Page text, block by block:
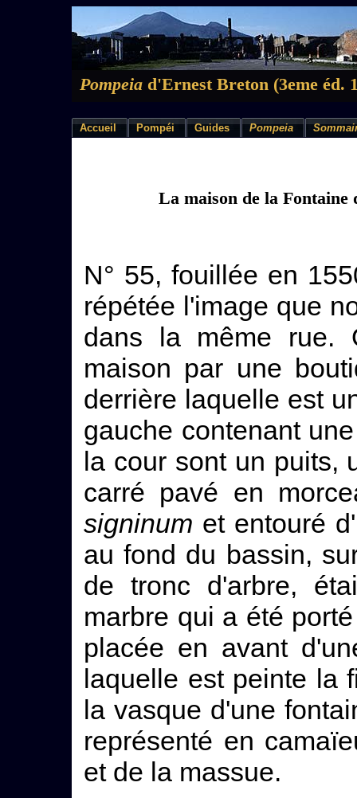
Pompeia d'Ernest Breton (3eme éd.
Accueil Pompéi Guides Pompeia
La maison de la Fontaine
N° 55, fouillée en
répétée l'image que
dans la même rue.
maison par une
derrière laquelle est
gauche contenant
la cour sont un puits,
carré pavé en
signinum et entouré
au fond du bassin,
de tronc d'arbre,
marbre qui a été
placée en avant
laquelle est peinte la
la vasque d'une
représenté en
et de la massue.